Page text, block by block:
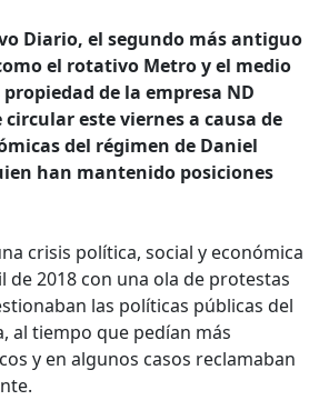
Diario, el segundo más antiguo
el rotativo Metro y el medio
de la empresa ND
este viernes a causa de
del régimen de Daniel
han mantenido posiciones
crisis política, social y económica
de 2018 con una ola de protestas
las políticas públicas del
al tiempo que pedían más
y en algunos casos reclamaban